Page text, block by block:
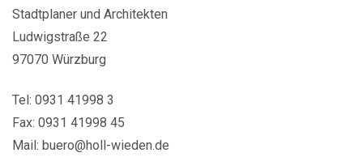
Stadtplaner und Architekten
Ludwigstraße 22
97070 Würzburg
Tel: 0931 41998 3
Fax: 0931 41998 45
Mail: buero@holl-wieden.de